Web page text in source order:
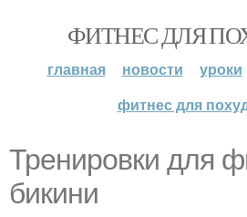
ФИТНЕС ДЛЯ
главная новости уроки
фитнес для
Тренировки для
бикини